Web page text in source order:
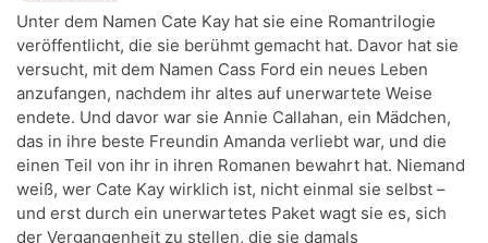
Unter dem Namen Cate Kay hat sie eine Romantrilogie
veröffentlicht, die sie berühmt gemacht hat. Davor hat sie
versucht, mit dem Namen Cass Ford ein neues Leben
anzufangen, nachdem ihr altes auf unerwartete Weise
endete. Und davor war sie Annie Callahan, ein Mädchen,
das in ihre beste Freundin Amanda verliebt war, und die
einen Teil von ihr in ihren Romanen bewahrt hat. Niemand
weiß, wer Cate Kay wirklich ist, nicht einmal sie selbst –
und erst durch ein unerwartetes Paket wagt sie es, sich
der Vergangenheit zu stellen, die sie damals